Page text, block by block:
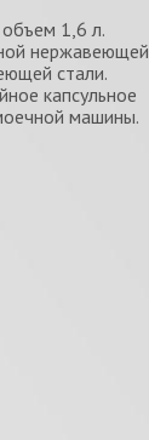
1,6 л.
нержавеющей
стали.
капсульное
машины.